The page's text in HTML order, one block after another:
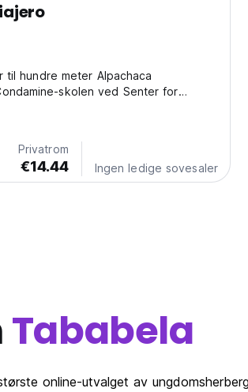
til hundre meter Alpachaca
skolen ved Senter for
Privatrom
€14.44 Ingen ledige sovesaler
Tababela
online-utvalget av